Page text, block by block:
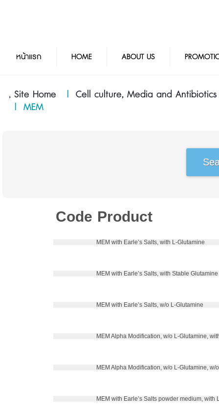
หน้าแรก HOME ABOUT US
Site Home | Cell culture, Media and Antibiotics
| MEM
Code Product
MEM with Earle’s Salts, with L-Glutamine
MEM with Earle’s Salts, with Stable Glutamine
MEM with Earle’s Salts, w/o L-Glutamine
MEM Alpha Modification, w/o L-Glutamine,
MEM Alpha Modification, w/o L-Glutamine, w/
MEM with Earle’s Salts powder medium,